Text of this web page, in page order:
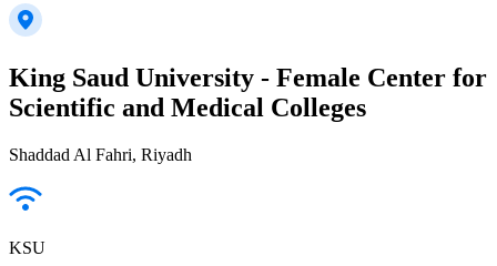
King Saud University - Female Center for
Scientific and Medical Colleges
Shaddad Al Fahri, Riyadh
KSU